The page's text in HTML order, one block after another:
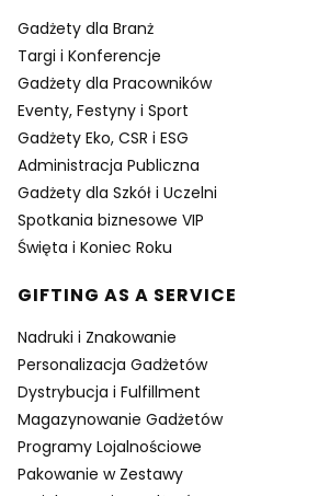
Gadżety dla Branż
Targi i Konferencje
Gadżety dla Pracowników
Eventy, Festyny i Sport
Gadżety Eko, CSR i ESG
Administracja Publiczna
Gadżety dla Szkół i Uczelni
Spotkania biznesowe VIP
Święta i Koniec Roku
GIFTING AS A SERVICE
Nadruki i Znakowanie
Personalizacja Gadżetów
Dystrybucja i Fulfillment
Magazynowanie Gadżetów
Programy Lojalnościowe
Pakowanie w Zestawy